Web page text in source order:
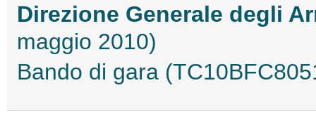
Direzione Generale degli
maggio 2010)
Bando di gara